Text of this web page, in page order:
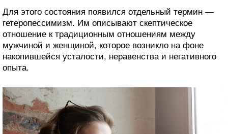
Для этого состояния появился отдельный термин —
гетеропессимизм. Им описывают скептическое
отношение к традиционным отношениям между
мужчиной и женщиной, которое возникло на фоне
накопившейся усталости, неравенства и негативного
опыта.